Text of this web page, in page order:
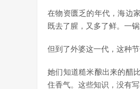
在物资匮乏的年代，海边
既去了腥，又多了鲜。一
但到了外婆这一代，这种
她们知道糙米酿出来的醋
住香气。这些知识，没有